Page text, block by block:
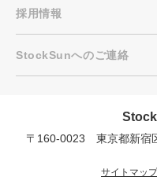
プロに無料相談をする
採用情報
StockSunへのご連絡
〒160-0023 東京都新宿
サイトマップ